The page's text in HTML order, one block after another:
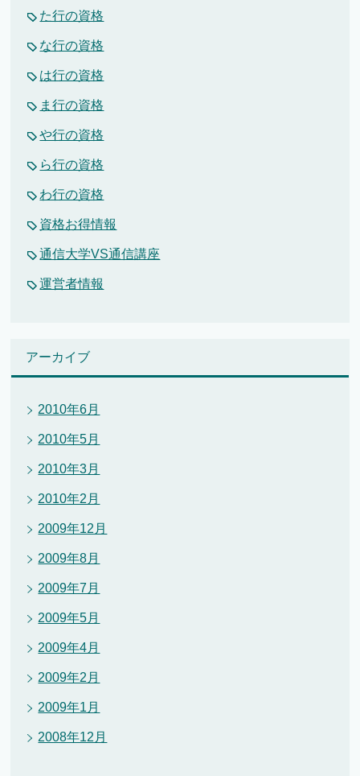
た行の資格
な行の資格
は行の資格
ま行の資格
や行の資格
ら行の資格
わ行の資格
資格お得情報
通信大学VS通信講座
運営者情報
アーカイブ
2010年6月
2010年5月
2010年3月
2010年2月
2009年12月
2009年8月
2009年7月
2009年5月
2009年4月
2009年2月
2009年1月
2008年12月